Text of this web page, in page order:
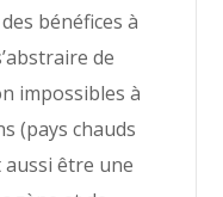
bénéfices à
de
impossibles à
(pays chauds
aussi être une